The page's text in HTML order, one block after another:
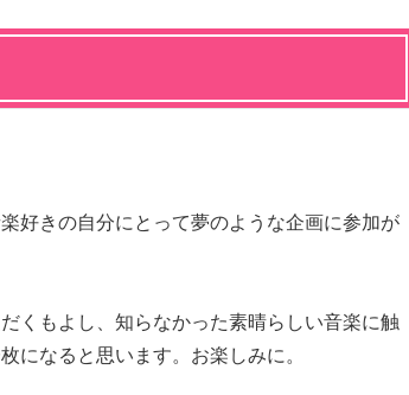
好きの自分にとって夢のような企画に参加が
くもよし、知らなかった素晴らしい音楽に触
になると思います。お楽しみに。